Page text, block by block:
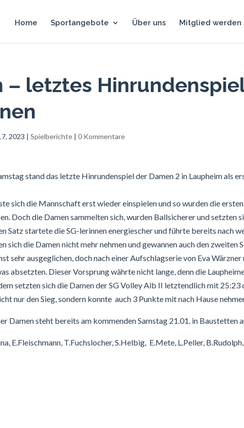
Home Sportangebote Über uns Mitglied werden
– letztes
2023 |Spielberichte |0 Kommentare
stand das letzte Hinrundenspiel der Damen 2 in Laupheim als
sich die Mannschaft erst wieder einspielen und so wurden die
Doch die Damen sammelten sich, wurden Ballsicherer und setzten
Satz startete die SG-lerinnen energiescher und führte bereits nach
sich die Damen nicht mehr nehmen und gewannen auch den
sehr ausgeglichen, doch nach einer Aufschlagserie von Eva
absetzten. Dieser Vorsprung währte nicht lange, denn die
setzten sich die Damen der SG Volley Alb II letztendlich mit
nur den Sieg, sondern konnte auch 3 Punkte mit nach Hause
Damen steht bereits am kommenden Samstag 21.01. in Baustetten
E.Fleischmann, T.Fuchslocher, S.Helbig, E.Mete, L.Peller,